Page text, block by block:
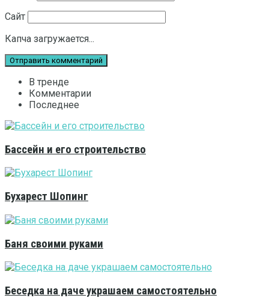
Сайт
Капча загружается...
В тренде
Комментарии
Последнее
Бассейн и его строительство
Бухарест Шопинг
Баня своими руками
Беседка на даче украшаем самостоятельно